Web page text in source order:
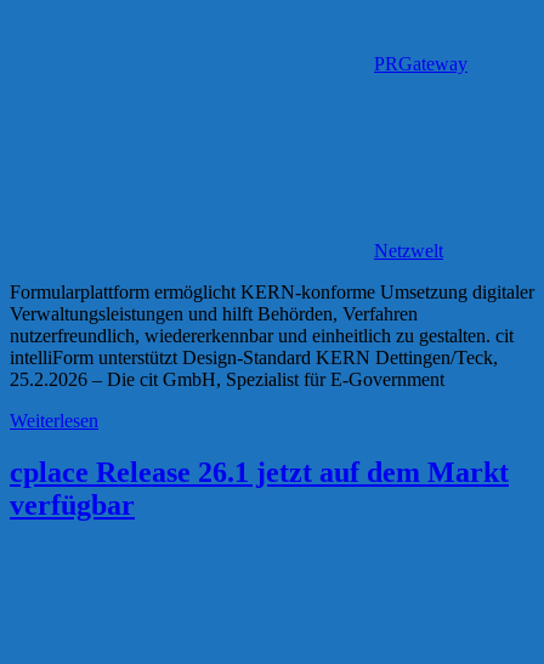
PRGateway
Netzwelt
Formularplattform ermöglicht KERN-konforme Umsetzung digitaler
Verwaltungsleistungen und hilft Behörden, Verfahren
nutzerfreundlich, wiedererkennbar und einheitlich zu gestalten. cit
intelliForm unterstützt Design-Standard KERN Dettingen/Teck,
25.2.2026 – Die cit GmbH, Spezialist für E-Government
Weiterlesen
cplace Release 26.1 jetzt auf dem Markt
verfügbar